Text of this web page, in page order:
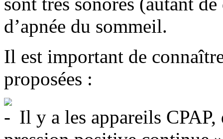
d’apnée du sommeil.
Il est important de
proposées :
Il y a les appareils